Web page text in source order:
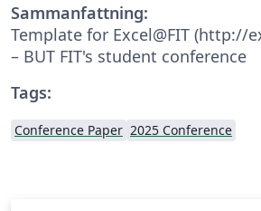
Sammanfattning:
Template for Excel@FIT (http://
– BUT FIT's student conference
Tags:
Conference Paper 2025 Conference